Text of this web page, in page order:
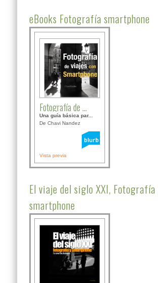
eBooks Fotografía smartphone
Fotografía de ...
Una guía básica par...
De Chavi Nandez
Vista previa
El viaje del siglo XXI, Fotografía
smartphone